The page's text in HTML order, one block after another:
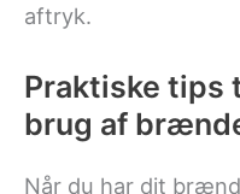
aftryk.
Praktiske tips
brug af
Når du har dit